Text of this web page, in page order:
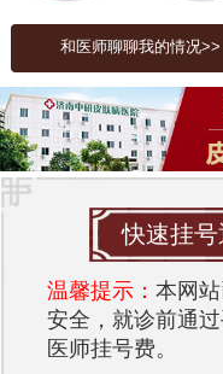
对于荨麻疹患者来
常生活中，患者应避
肤清洁和湿润。饮
辣食物等易引发过
的棉质衣物，可以
治疗前的痛苦
许多荨麻疹患者在
张（化名）是一位
的病情：“每到夜晚
入睡。即使白天，
和医师聊聊我的情况>>
快速挂
温馨提示： 本网
安全，就诊前通
医师挂号费。